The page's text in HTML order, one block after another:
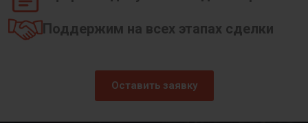
Поддержим на всех этапах сделки
Оставить заявку